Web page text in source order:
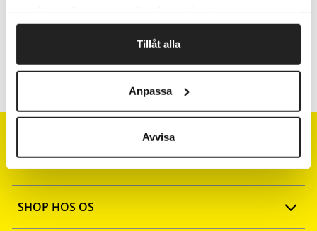
Tillåt alla
Anpassa
Avvisa
Bredde cm
13429850 50
SHOP HOS OS